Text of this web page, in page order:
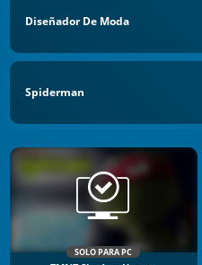
Diseñador De Moda
Spiderman
SOLO PARA PC